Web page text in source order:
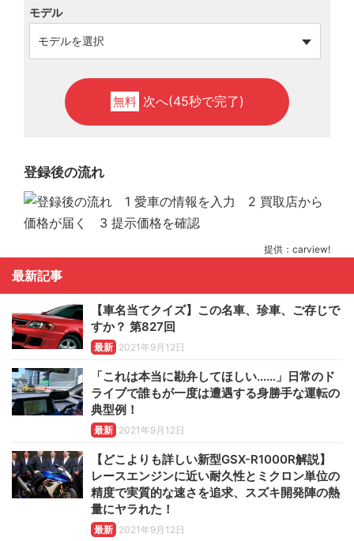
モデル
無料 次へ(45秒で完了)
登録後の流れ
提供：carview!
最新記事
【車名当てクイズ】この名車、珍車、ご存じで
すか？ 第827回
最新 2021年9月12日
「これは本当に勘弁してほしい……」日常のド
ライブで誰もが一度は遭遇する身勝手な運転の
典型例！
最新 2021年9月12日
【どこよりも詳しい新型GSX-R1000R解説】
レースエンジンに近い耐久性とミクロン単位の
精度で実質的な速さを追求、スズキ開発陣の熱
量にヤラれた！
最新 2021年9月12日